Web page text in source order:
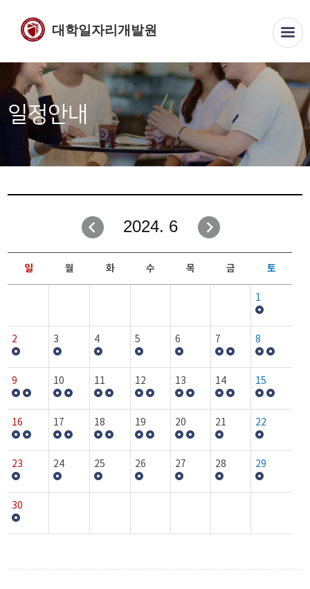
대학일자리개발원
일정안내
2024. 6
일 월 화 수 목 금 토
1
2 3 4 5 6 7 8
9 10 11 12 13 14 15
16 17 18 19 20 21 22
23 24 25 26 27 28 29
30